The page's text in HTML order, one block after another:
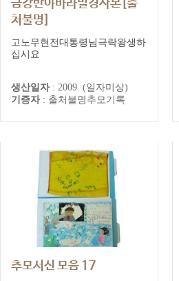
금강반야바라밀경사본[출
처불명]
출처불명 추모기록
고노무현전대통령님극락왕생하
십시요
생산일자 : 2009. (일자미상)
기증자 : 출처불명추모기록
추모서신 모음 17